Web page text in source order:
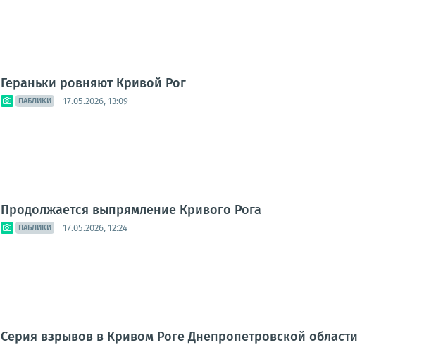
Гераньки ровняют Кривой Рог
ПАБЛИКИ 17.05.2026, 13:09
Продолжается выпрямление Кривого Рога
ПАБЛИКИ 17.05.2026, 12:24
Серия взрывов в Кривом Роге Днепропетровской области